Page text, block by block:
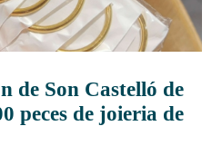
de Son Castelló de
peces de joieria de